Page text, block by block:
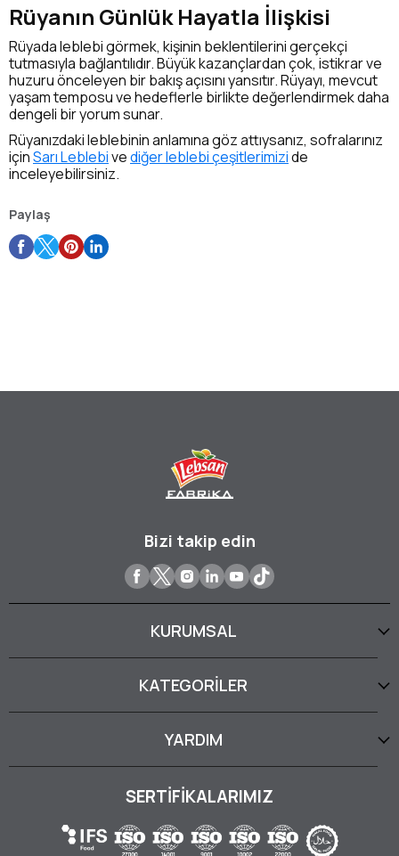
Paylaş
Rüyanın Günlük Hayatla İlişkisi
Rüyada leblebi görmek, kişinin beklentilerini gerçekçi
tutmasıyla bağlantılıdır. Büyük kazançlardan çok, istikrar ve
huzuru önceleyen bir bakış açısını yansıtır. Rüyayı, mevcut
yaşam temposu ve hedeflerle birlikte değerlendirmek daha
dengeli bir yorum sunar.
Rüyanızdaki leblebinin anlamına göz attıysanız, sofralarınız
içinSarı Leblebivediğer leblebi çeşitlerimizide
inceleyebilirsiniz.
Bizi takip edin
KURUMSAL
KATEGORİLER
YARDIM
SERTİFİKALARIMIZ